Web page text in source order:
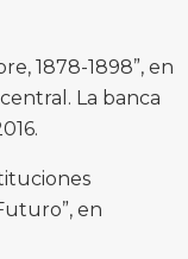
1878-1898”, en
La banca
en